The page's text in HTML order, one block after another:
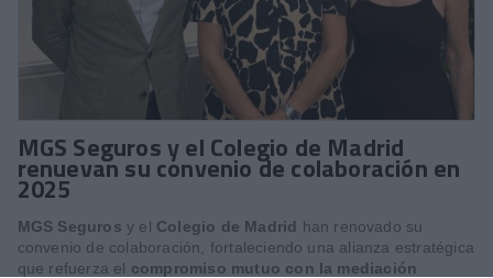
MGS Seguros y el Colegio de Madrid
renuevan su convenio de colaboración en
2025
MGS Segurosy el Colegio de Madrid han renovado su
convenio de colaboración, fortaleciendo una alianza estratégica
que refuerza el compromiso mutuo con la mediación